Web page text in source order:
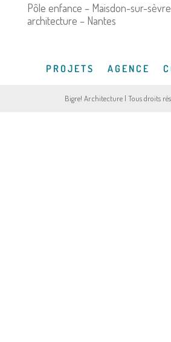
Pôle enfance – Maisdon-sur-
architecture – Nantes
P R O J E T S A G E N C E C
Bigre! Architecture | Tous droits